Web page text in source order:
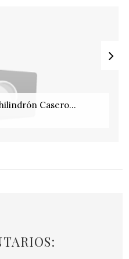
Casero...